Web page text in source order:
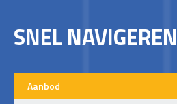
SNEL NAVIGEREN
Aanbod